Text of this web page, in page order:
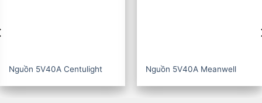
Nguồn 5V40A CZCL Nguồn 5V60A Centulight